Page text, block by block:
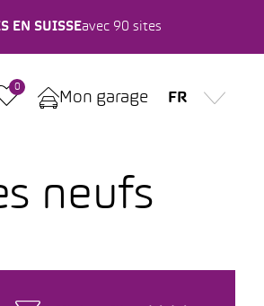
EN SUISSEavec 90 sites
0
Mon garage FR
neufs